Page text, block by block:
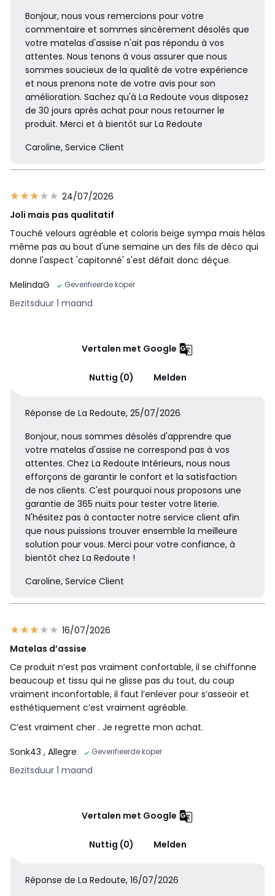
Bonjour, nous vous remercions pour votre
commentaire et sommes sincèrement désolés que
votre matelas d'assise n'ait pas répondu à vos
attentes. Nous tenons à vous assurer que nous
sommes soucieux de la qualité de votre expérience
et nous prenons note de votre avis pour son
amélioration. Sachez qu'à La Redoute vous disposez
de 30 jours après achat pour nous retourner le
produit. Merci et à bientôt sur La Redoute
Caroline, Service Client
24/07/2026
Joli mais pas qualitatif
Touché velours agréable et coloris beige sympa mais hélas
même pas au bout d'une semaine un des fils de déco qui
donne l'aspect 'capitonné' s'est défait donc déçue.
MelindaG
Geverifieerde koper
Bezitsduur 1 maand
Vertalen met Google
Nuttig (0) Melden
Réponse de La Redoute, 25/07/2026
Bonjour, nous sommes désolés d'apprendre que
votre matelas d'assise ne correspond pas à vos
attentes. Chez La Redoute Intérieurs, nous nous
efforçons de garantir le confort et la satisfaction
de nos clients. C'est pourquoi nous proposons une
garantie de 365 nuits pour tester votre literie.
N'hésitez pas à contacter notre service client afin
que nous puissions trouver ensemble la meilleure
solution pour vous. Merci pour votre confiance, à
bientôt chez La Redoute !
Caroline, Service Client
16/07/2026
Matelas d’assise
Ce produit n’est pas vraiment confortable, il se chiffonne
beaucoup et tissu qui ne glisse pas du tout, du coup
vraiment inconfortable, il faut l’enlever pour s’asseoir et
esthétiquement c’est vraiment agréable.
C’est vraiment cher . Je regrette mon achat.
Sonk43 , Allegre Geverifieerde koper
Bezitsduur 1 maand
Vertalen met Google
Nuttig (0) Melden
Réponse de La Redoute, 16/07/2026